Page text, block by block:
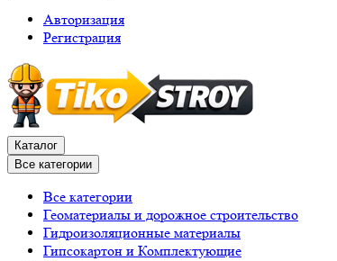
Авторизация
Регистрация
Каталог
Все категории
Все категории
Геоматериалы и дорожное строительство
Гидроизоляционные материалы
Гипсокартон и Комплектующие